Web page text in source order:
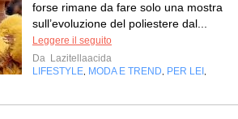
forse rimane da fare solo una mostra
sull’evoluzione del poliestere dal...
Leggere il seguito
Da Lazitellaacida
LIFESTYLE MODA E TREND PER LEI